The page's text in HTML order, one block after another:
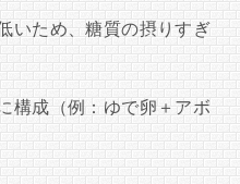
いため、糖質の摂りすぎ
構成（例：ゆで卵＋アボ